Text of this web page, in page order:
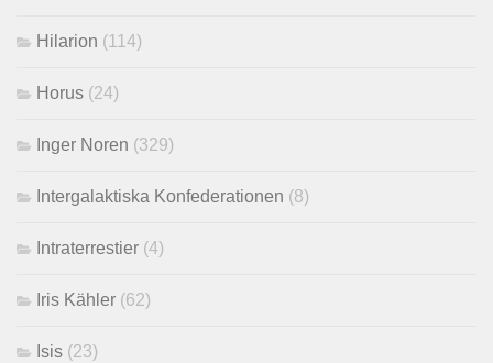
Hilarion (114)
Horus (24)
Inger Noren (329)
Intergalaktiska Konfederationen (8)
Intraterrestier (4)
Iris Kähler (62)
Isis (23)